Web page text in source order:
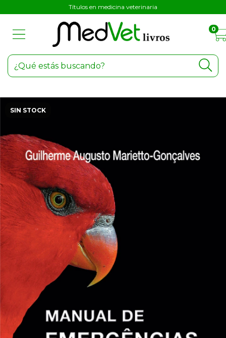
Títulos en medicina veterinaria
0
SIN STOCK